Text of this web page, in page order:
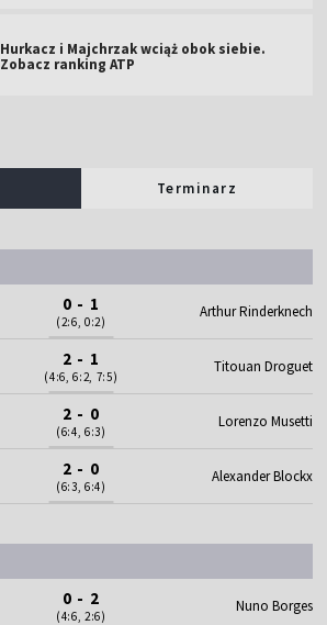
Hurkacz i Majchrzak wciąż obok siebie.
Zobacz ranking ATP
Terminarz
0 - 1
(2:6, 0:2)
Arthur Rinderknech
2 - 1
(4:6, 6:2, 7:5)
Titouan Droguet
2 - 0
(6:4, 6:3)
Lorenzo Musetti
2 - 0
(6:3, 6:4)
Alexander Blockx
0 - 2
(4:6, 2:6)
Nuno Borges